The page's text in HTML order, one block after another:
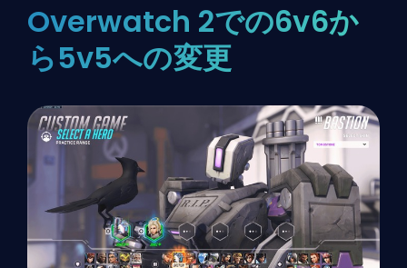
Overwatch 2での6v6か
ら5v5への変更